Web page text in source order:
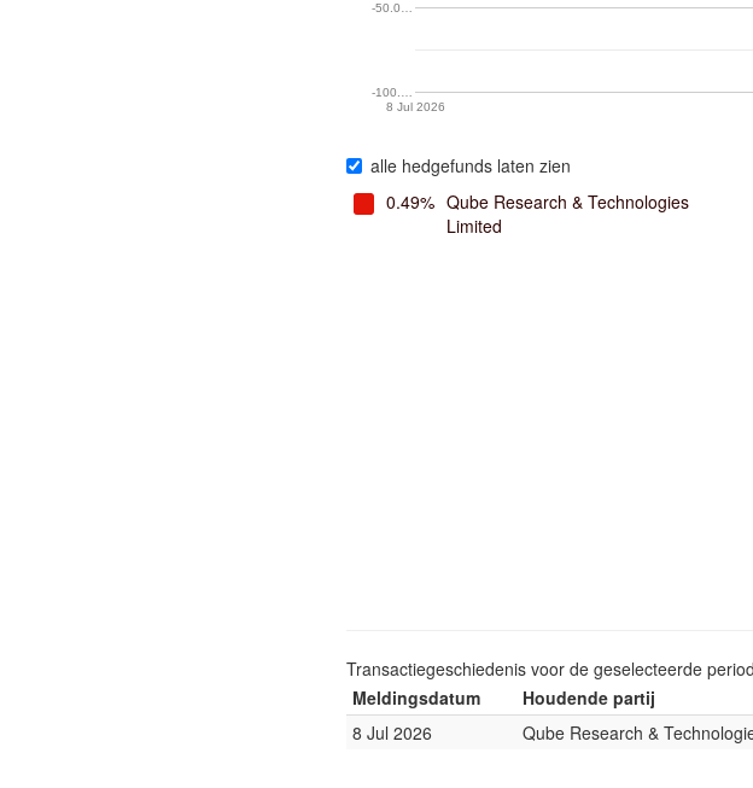
8 Jul 2026
-100.…
-50.0…
alle hedgefunds laten zien
0.49% Qube Research & Technologies
Limited
Transactiegeschiedenis voor de geselecteerde
Meldingsdatum
Houdende partij
8 Jul 2026
Qube Research &